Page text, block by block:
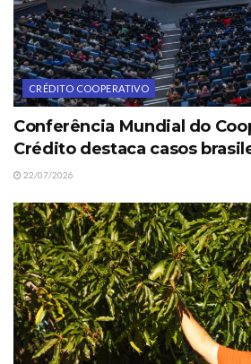
CRÉDITO COOPERATIVO
Conferência Mundial do
Crédito destaca casos
22/07/2026